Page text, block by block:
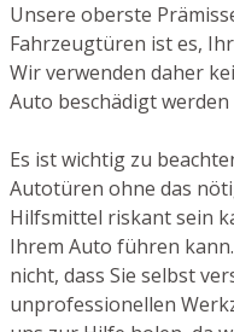
Unsere oberste
Fahrzeugtüren ist es,
Wir verwenden daher
Auto beschädigt werden
Es ist wichtig zu
Autotüren ohne das
Hilfsmittel riskant sein
Ihrem Auto führen
nicht, dass Sie selbst
unprofessionellen